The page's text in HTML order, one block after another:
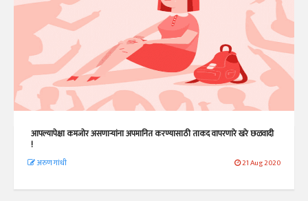
आपल्यापेक्षा कमजोर असणाऱ्यांना अपमानित करण्यासाठी ताकद वापरणारे खरे छळवादी
!
अरुण गांधी 21 Aug 2020